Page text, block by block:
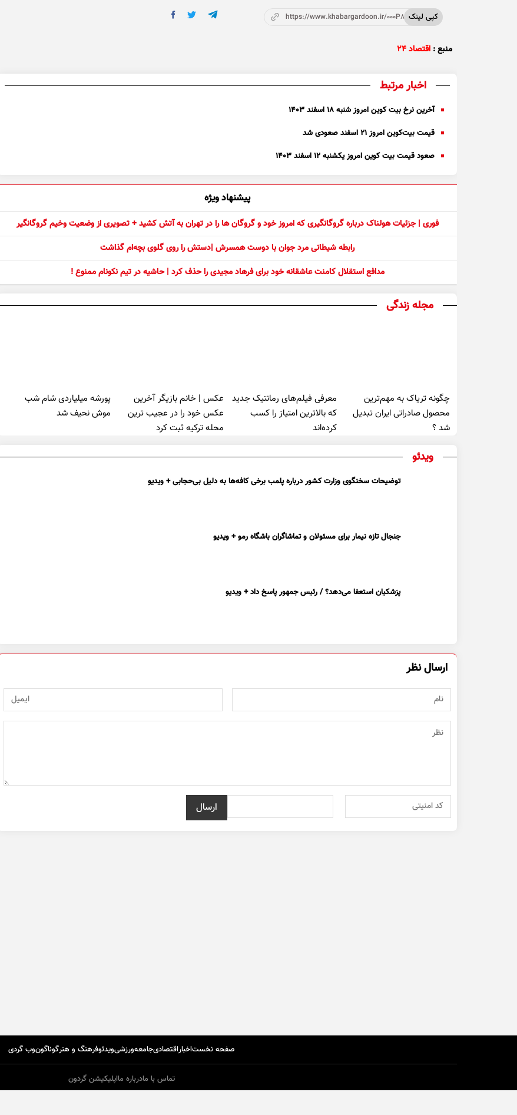
کپی لینک https://www.khabargardoon.ir/000P8x
منبع : اقتصاد ۲۴
اخبار مرتبط
آخرین نرخ بیت کوین امروز شنبه ۱۸ اسفند ۱۴۰۳
قیمت بیت‌کوین امروز ۲۱ اسفند صعودی شد
صعود قیمت بیت کوین امروز یکشنبه ۱۲ اسفند ۱۴۰۳
پیشنهاد ویژه
فوری | جزئیات هولناک درباره گروگانگیری که امروز خود و گروگان ها را در تهران به آتش کشید + تصویری از وضعیت وخیم گروگانگیر
رابطه شیطانی مرد جوان با دوست همسرش |دستش را روی گلوی بچه‌ام گذاشت
مدافع استقلال کامنت عاشقانه خود برای فرهاد مجیدی را حذف کرد | حاشیه در تیم نکونام ممنوع !
مجله زندگی
چگونه تریاک به مهم‌ترین
محصول صادراتی ایران تبدیل
شد ؟
معرفی فیلم‌های رمانتیک جدید
که بالاترین امتیاز را کسب
کرده‌اند
عکس | خانم بازیگر آخرین
عکس خود را در عجیب ترین
محله ترکیه ثبت کرد
پورشه میلیاردی شام شب
موش‌ نحیف شد
ویدئو
توضیحات سخنگوی وزارت کشور درباره پلمب برخی کافه‌ها به دلیل بی‌حجابی + ویدیو
جنجال تازه نیمار برای مسئولان و تماشاگران باشگاه رمو + ویدیو
پزشکیان استعفا می‌دهد؟ / رئیس جمهور پاسخ داد + ویدیو
ارسال نظر
صفحه نخستاخباراقتصادیجامعهورزشیویدئوفرهنگ و هنرگوناگونوب گردی
تماس با مادرباره مااپلیکیشن گردون